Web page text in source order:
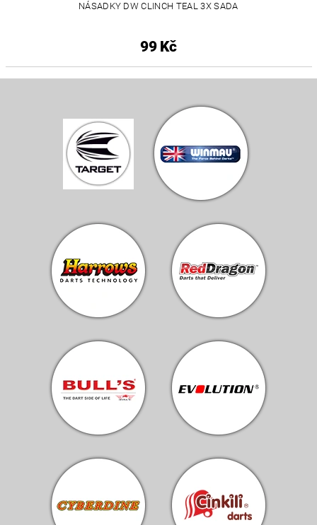
NÁSADKY DW CLINCH TEAL 3X SADA
99 Kč